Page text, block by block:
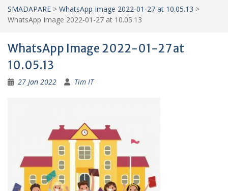
SMADAPARE > WhatsApp Image 2022-01-27 at 10.05.13 >
WhatsApp Image 2022-01-27 at 10.05.13
WhatsApp Image 2022-01-27 at
10.05.13
27 Jan 2022 Tim IT